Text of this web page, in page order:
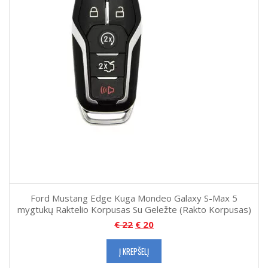
Ford Mustang Edge Kuga Mondeo Galaxy S-Max 5
mygtukų Raktelio Korpusas Su Geležte (Rakto Korpusas)
€22 € 20
Į KREPŠELĮ